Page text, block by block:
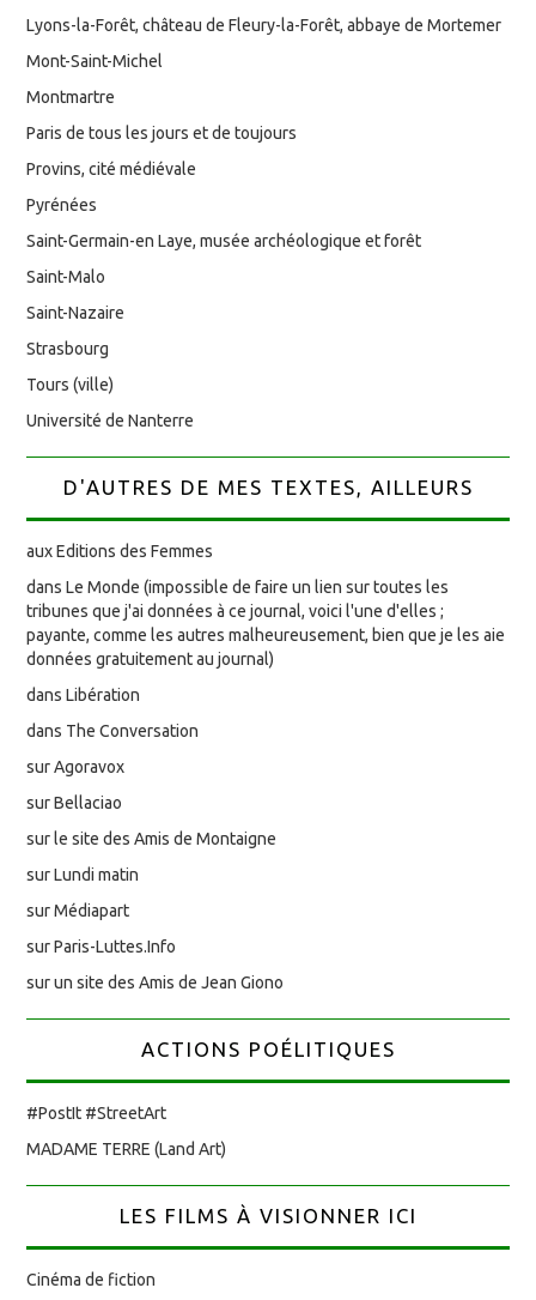
Lyons-la-Forêt, château de Fleury-la-Forêt, abbaye de Mortemer
Mont-Saint-Michel
Montmartre
Paris de tous les jours et de toujours
Provins, cité médiévale
Pyrénées
Saint-Germain-en Laye, musée archéologique et forêt
Saint-Malo
Saint-Nazaire
Strasbourg
Tours (ville)
Université de Nanterre
D'AUTRES DE MES TEXTES, AILLEURS
aux Editions des Femmes
dans Le Monde (impossible de faire un lien sur toutes les
tribunes que j'ai données à ce journal, voici l'une d'elles ;
payante, comme les autres malheureusement, bien que je les aie
données gratuitement au journal)
dans Libération
dans The Conversation
sur Agoravox
sur Bellaciao
sur le site des Amis de Montaigne
sur Lundi matin
sur Médiapart
sur Paris-Luttes.Info
sur un site des Amis de Jean Giono
ACTIONS POÉLITIQUES
#PostIt #StreetArt
MADAME TERRE (Land Art)
LES FILMS À VISIONNER ICI
Cinéma de fiction